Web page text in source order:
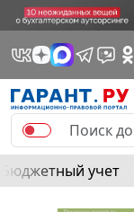
Бюджетный учет